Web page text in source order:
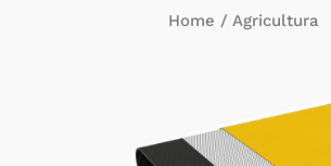
Home / Agricultura